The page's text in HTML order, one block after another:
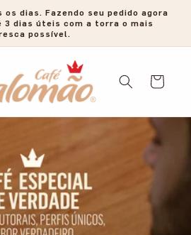
dias. Fazendo seu pedido agora
3 dias úteis com a torra o mais
possível.
Carrinho